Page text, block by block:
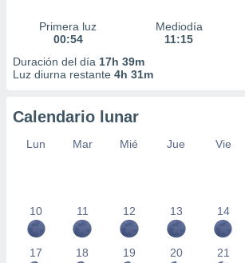
Primera luz
00:54
Mediodía
11:15
Duración del día 17h 39m
Luz diurna restante 4h 31m
Calendario lunar
Lun Mar Mié Jue Vie
10 11 12 13 14
17 18 19 20 21